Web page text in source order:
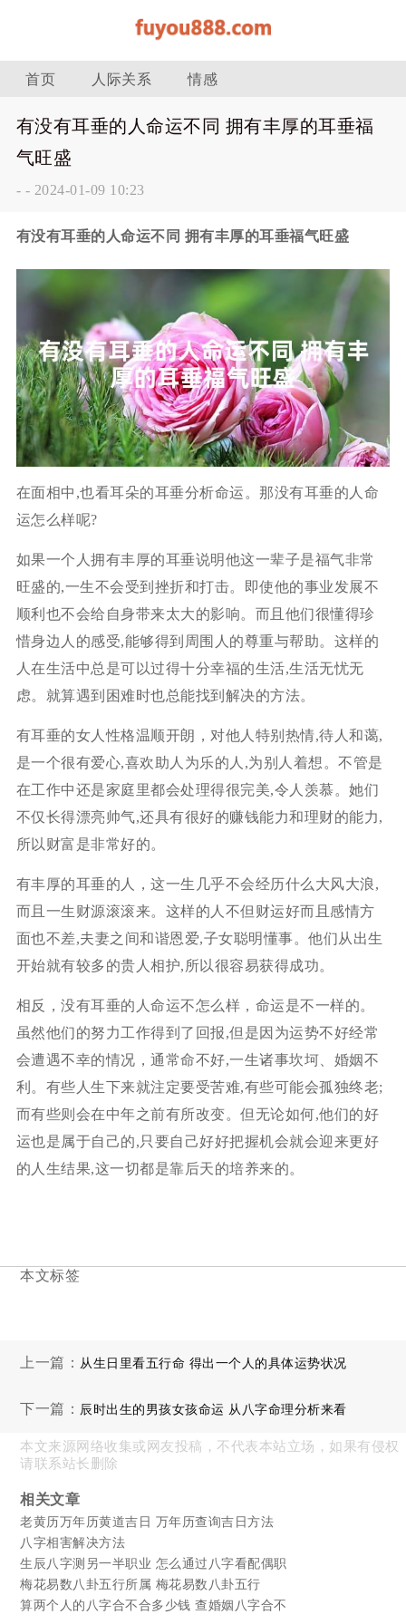
首页 人际关系 情感
有没有耳垂的人命运不同 拥有丰厚的耳垂福
气旺盛
- - 2024-01-09 10:23
有没有耳垂的人命运不同 拥有丰厚的耳垂福气旺盛
在面相中,也看耳朵的耳垂分析命运。那没有耳垂的人命
运怎么样呢?
如果一个人拥有丰厚的耳垂说明他这一辈子是福气非常
旺盛的,一生不会受到挫折和打击。即使他的事业发展不
顺利也不会给自身带来太大的影响。而且他们很懂得珍
惜身边人的感受,能够得到周围人的尊重与帮助。这样的
人在生活中总是可以过得十分幸福的生活,生活无忧无
虑。就算遇到困难时也总能找到解决的方法。
有耳垂的女人性格温顺开朗，对他人特别热情,待人和蔼,
是一个很有爱心,喜欢助人为乐的人,为别人着想。不管是
在工作中还是家庭里都会处理得很完美,令人羡慕。她们
不仅长得漂亮帅气,还具有很好的赚钱能力和理财的能力,
所以财富是非常好的。
有丰厚的耳垂的人，这一生几乎不会经历什么大风大浪,
而且一生财源滚滚来。这样的人不但财运好而且感情方
面也不差,夫妻之间和谐恩爱,子女聪明懂事。他们从出生
开始就有较多的贵人相护,所以很容易获得成功。
相反，没有耳垂的人命运不怎么样，命运是不一样的。
虽然他们的努力工作得到了回报,但是因为运势不好经常
会遭遇不幸的情况，通常命不好,一生诸事坎坷、婚姻不
利。有些人生下来就注定要受苦难,有些可能会孤独终老;
而有些则会在中年之前有所改变。但无论如何,他们的好
运也是属于自己的,只要自己好好把握机会就会迎来更好
的人生结果,这一切都是靠后天的培养来的。
本文标签
上一篇： 从生日里看五行命 得出一个人的具体运势状况
下一篇： 辰时出生的男孩女孩命运 从八字命理分析来看
本文来源网络收集或网友投稿，不代表本站立场，如果有侵权
请联系站长删除
相关文章
老黄历万年历黄道吉日 万年历查询吉日方法
八字相害解决方法
生辰八字测另一半职业 怎么通过八字看配偶职
梅花易数八卦五行所属 梅花易数八卦五行
算两个人的八字合不合多少钱 查婚姻八字合不